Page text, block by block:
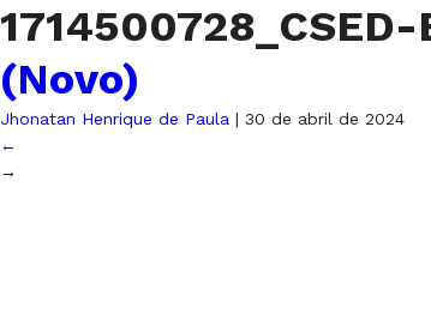
(Novo)
Jhonatan Henrique de Paula | 30 de abril de 2024
←
→